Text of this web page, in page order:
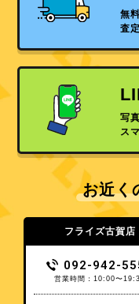
無
査
写
ス
お近く
フライズ古賀店
092-942-
営業時間：10:00〜